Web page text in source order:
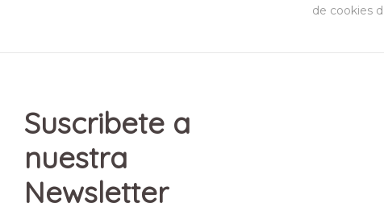
de cookies
Suscribete a
nuestra
Newsletter